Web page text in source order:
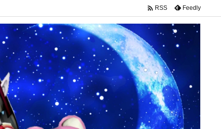
 RSS Feedly